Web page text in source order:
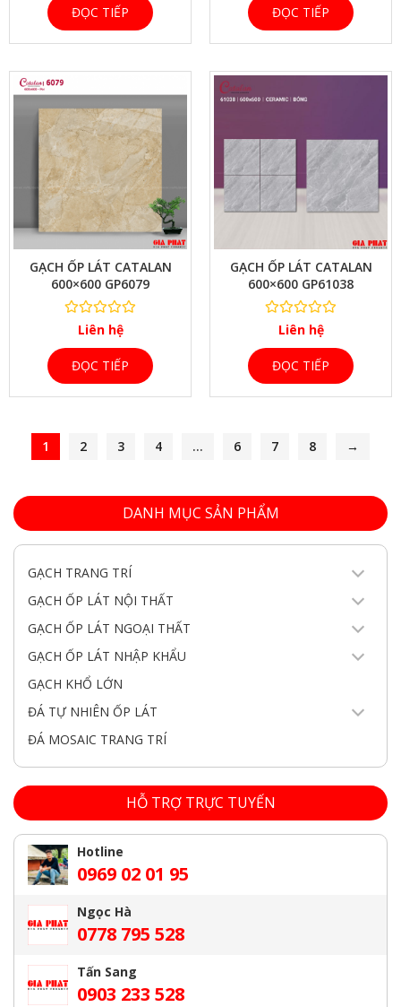
ĐỌC TIẾP ĐỌC TIẾP
GẠCH ỐP LÁT CATALAN
600×600 GP6079
Liên hệ
ĐỌC TIẾP
XEM NHANH
GẠCH ỐP LÁT CATALAN
600×600 GP61038
Liên hệ
ĐỌC TIẾP
1 2 3 4 … 6 7 8 →
DANH MỤC SẢN PHẨM
GẠCH TRANG TRÍ
GẠCH ỐP LÁT NỘI THẤT
GẠCH ỐP LÁT NGOẠI THẤT
GẠCH ỐP LÁT NHẬP KHẨU
GẠCH KHỔ LỚN
ĐÁ TỰ NHIÊN ỐP LÁT
ĐÁ MOSAIC TRANG TRÍ
HỖ TRỢ TRỰC TUYẾN
Hotline
0969 02 01 95
Ngọc Hà
0778 795 528
Tấn Sang
0903 233 528